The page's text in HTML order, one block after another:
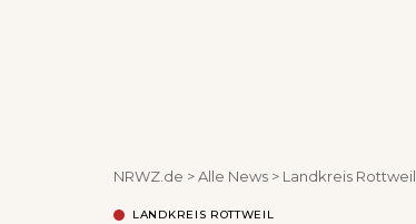
NRWZ.de >Alle News > Landkreis Rottweil
LANDKREIS ROTTWEIL